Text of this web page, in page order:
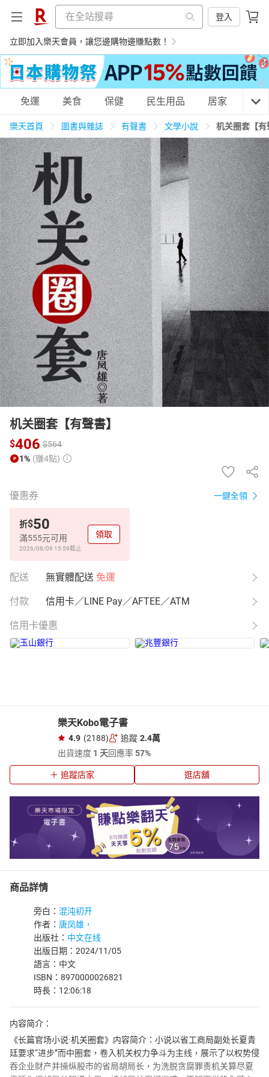
登入
立即加入樂天會員，讓您邊購物邊賺點數！
購物網分類
天天免運 美食蛋糕 養生保健 民生用品
居家生活 3C家電 運動休閒 親子玩具
女裝 男裝 化妝保養 情趣用品
日本購物 電子/紙本書
HOT
免運 美食 保健 民生用品 居家 3C
樂天首頁 圖書與雜誌 有聲書 文學小說 机关圈套【有
机关圈套【有聲書】
$406 $564
1% (賺4點)
優惠券 一鍵全領
折$50
滿555元可用
2026/08/09 15:59截止
領取
配送 無實體配送 免運
付款 信用卡／LINE Pay／AFTEE／ATM
信用卡優惠
樂天Kobo電子書
4.9 (2188) 追蹤 2.4萬
出貨速度 1 天回應率57%
追蹤店家 逛店舖
商品詳情
旁白： 混沌初开
作者： 唐凤雄，
出版社： 中文在线
出版日期：2024/11/05
語言：中文
ISBN：8970000026821
時長：12:06:18
内容简介：
《长篇官场小说·机关圈套》内容简介：小说以省工商局副处长夏青
廷要求“进步”而中圈套，卷入机关权力争斗为主线，展示了以权势侵
吞企业财产并操纵股市的省局胡局长，为洗脱贪腐罪责机关算尽夏